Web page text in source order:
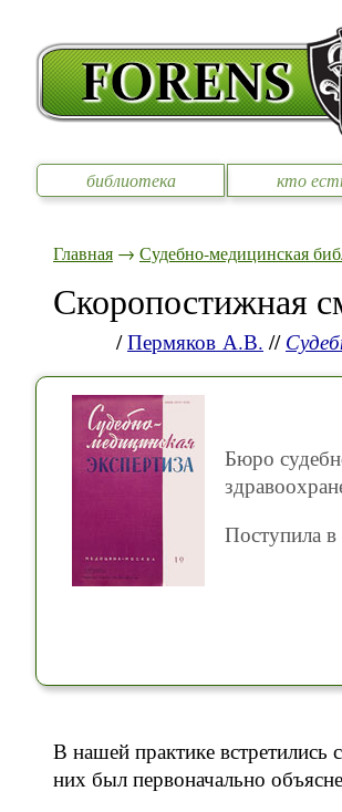
библиотека кто
Главная → Судебно-медицинская
Скоропостижная
/Пермяков А.В. //
Бюро
Поступила
В нашей практике
них был первоначально